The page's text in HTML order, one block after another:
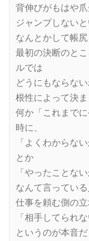
背伸びがもはや爪
ジャンプしない
なんとかして帳
最初の決断のと
ルでは
どうにもならない
根性によって決ま
何か「これまで
時に、
「よくわからな
とか
「やったことな
なんて言っている
仕事を頼む側の立
「相手してられな
というのが本音だ